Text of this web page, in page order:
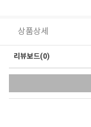
상품상세
리뷰보드(0)